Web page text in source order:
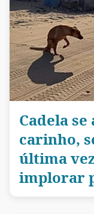
Cadela
carinho,
última
implorar